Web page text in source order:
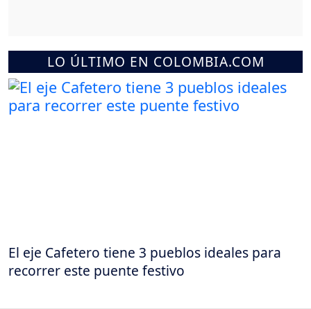
LO ÚLTIMO EN COLOMBIA.COM
El eje Cafetero tiene 3 pueblos ideales para
recorrer este puente festivo